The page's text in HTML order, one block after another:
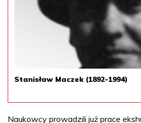
Stanisław Maczek (1892-1994)
Naukowcy prowadzili już prace